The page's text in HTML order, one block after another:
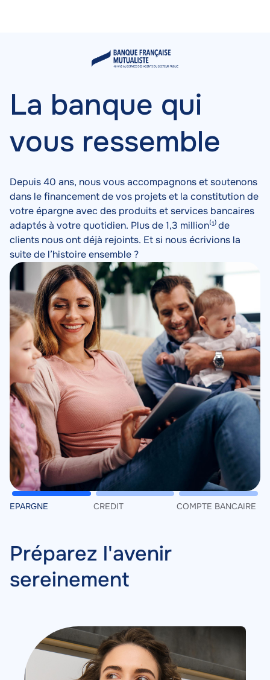
-
MSPP
Image
La banque qui
vous ressemble
Depuis 40 ans, nous vous accompagnons et soutenons
dans le financement de vos projets et la constitution de
votre épargne avec des produits et services bancaires
adaptés à votre quotidien. Plus de 1,3 million⁽¹⁾ de
clients nous ont déjà rejoints. Et si nous écrivions la
suite de l’histoire ensemble ?
EPARGNE CREDIT COMPTE BANCAIRE
Tabs
Titre
dans
Préparez l'avenir
sereinement
Image
Image